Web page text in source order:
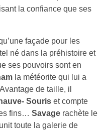
la confiance que ses
façade pour les
né dans la préhistoire et
ses pouvoirs sont en
la météorite qui lui a
de taille, il
Souris et compte
fins… Savage rachète le
toute la galerie de